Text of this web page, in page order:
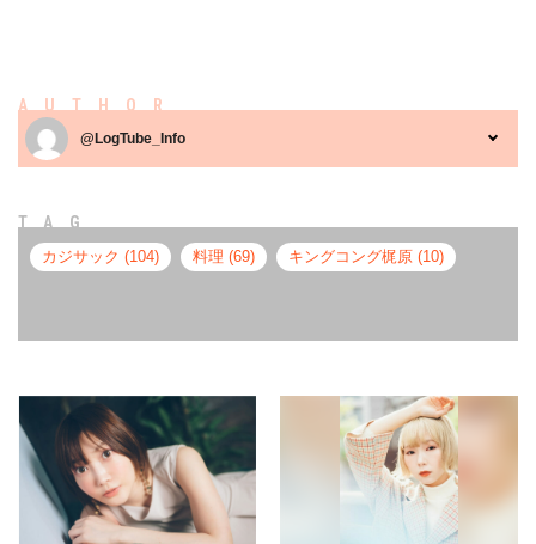
AUTHOR
@LogTube_Info
TAG
カジサック (104) 料理 (69) キングコング梶原 (10)